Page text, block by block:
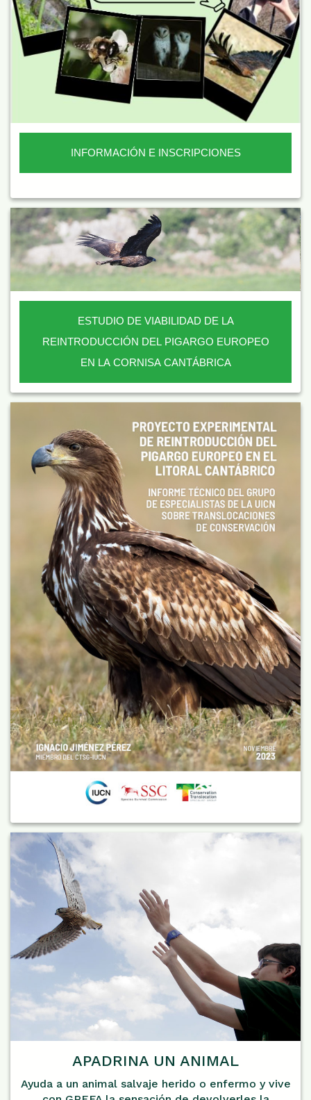
INFORMACIÓN E INSCRIPCIONES
ESTUDIO DE VIABILIDAD DE LA
REINTRODUCCIÓN DEL PIGARGO EUROPEO
EN LA CORNISA CANTÁBRICA
APADRINA UN ANIMAL
Ayuda a un animal salvaje herido o enfermo y vive